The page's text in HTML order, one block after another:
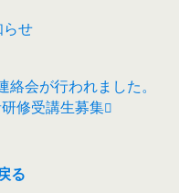
会が行われました。
修受講生募集
る